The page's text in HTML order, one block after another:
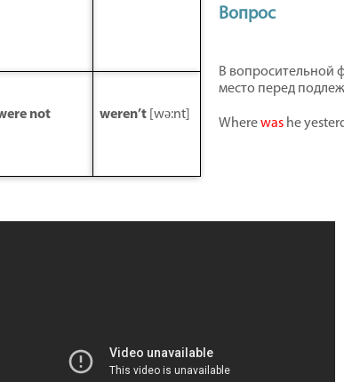
not weren’t [wə:nt]
Вопрос
В вопросительной
место перед
Wherewas he